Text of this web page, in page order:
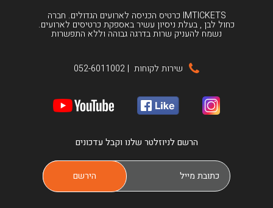
IMTICKETS כרטיס הכניסה לארועים הגדולים. חברה
כחול לבן , בעלת ניסיון עשיר באספקת כרטיסים לארועים.
נשמח להעניק שרות בדרגה גבוהה וללא התפשרות
שירות לקוחות |
052-6011002
הרשם לניוזלטר שלנו וקבל עדכונים